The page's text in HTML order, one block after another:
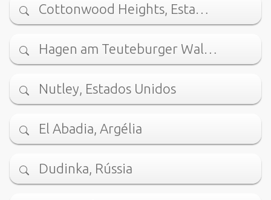
Cottonwood Heights, Esta…
Hagen am Teuteburger Wal…
Nutley, Estados Unidos
El Abadia, Argélia
Dudinka, Rússia